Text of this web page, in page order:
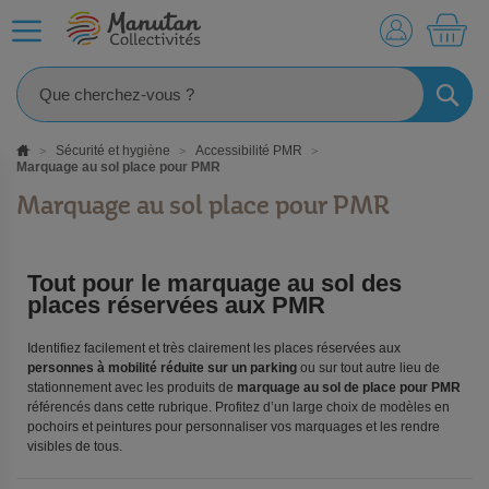
Sécurité et hygiène
Accessibilité PMR
Marquage au sol place pour PMR
Marquage au sol place pour PMR
Tout pour le marquage au sol des
places réservées aux PMR
Identifiez facilement et très clairement les places réservées aux
personnes à mobilité réduite sur un parking ou sur tout autre lieu de
stationnement avec les produits de marquage au sol de place pour PMR
référencés dans cette rubrique. Profitez d’un large choix de modèles en
pochoirs et peintures pour personnaliser vos marquages et les rendre
visibles de tous.